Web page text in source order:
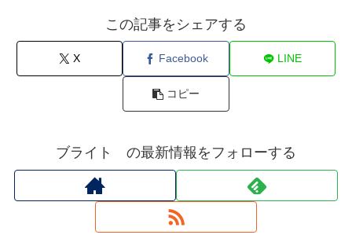
この記事をシェアする
X Facebook LINE
コピー
ブライト の最新情報をフォローする